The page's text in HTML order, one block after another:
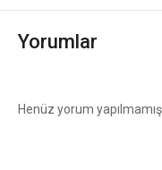
Yorumlar
Henüz yorum